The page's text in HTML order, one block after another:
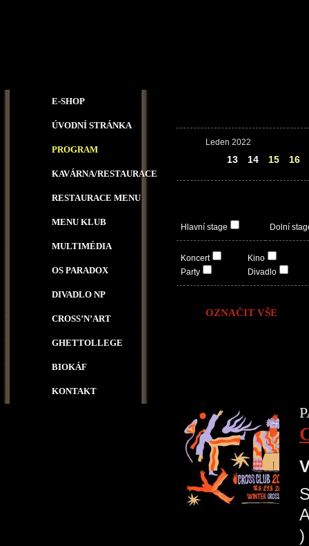
E-SHOP
ÚVODNÍ STRÁNKA
PROGRAM
KAVÁRNA/RESTAURACE
RESTAURACE MENU
MENU KLUB
MULTIMÉDIA
OS PARADOX
DIVADLO NP
CROSS’N’ART
GHETTOLLEGE
BIOKÁF
KONTAKT
Leden 2022
13 14 15 16
Hlavní stage Dolní
Koncert
Party
Kino
Divadlo
OZNAČIT VŠE
)